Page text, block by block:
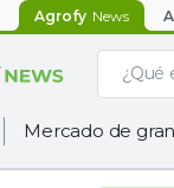
Agrofy News
Mercado de